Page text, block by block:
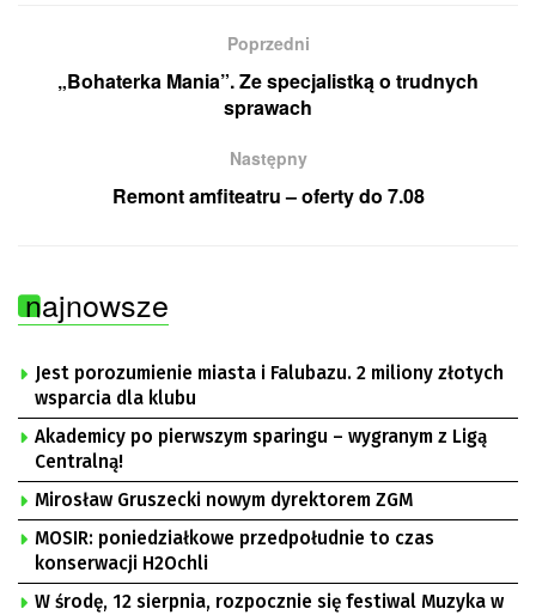
Poprzedni
„Bohaterka Mania”. Ze specjalistką o trudnych
sprawach
Następny
Remont amfiteatru – oferty do 7.08
najnowsze
Jest porozumienie miasta i Falubazu. 2 miliony złotych
wsparcia dla klubu
Akademicy po pierwszym sparingu – wygranym z Ligą
Centralną!
Mirosław Gruszecki nowym dyrektorem ZGM
MOSIR: poniedziałkowe przedpołudnie to czas
konserwacji H2Ochli
W środę, 12 sierpnia, rozpocznie się festiwal Muzyka w